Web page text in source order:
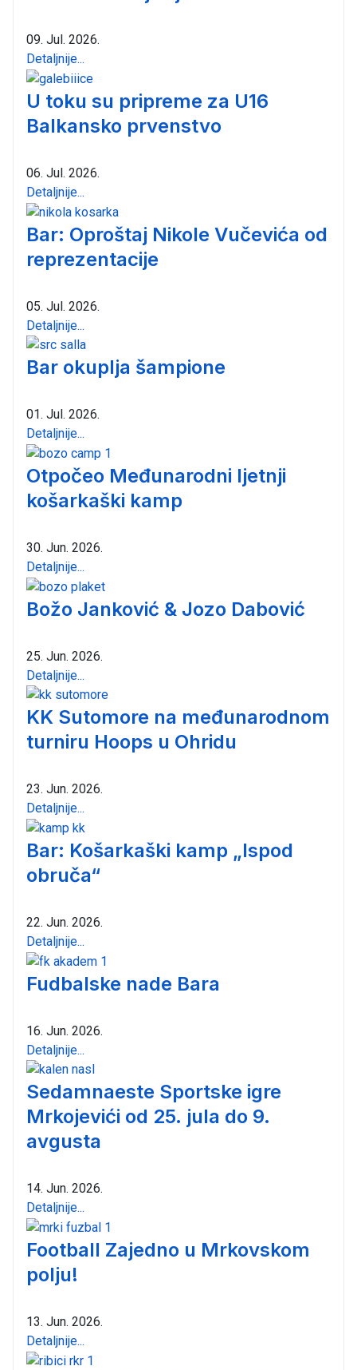
09. Jul. 2026.
Detaljnije...
U toku su pripreme za U16
Balkansko prvenstvo
06. Jul. 2026.
Detaljnije...
Bar: Oproštaj Nikole Vučevića od
reprezentacije
05. Jul. 2026.
Detaljnije...
Bar okuplja šampione
01. Jul. 2026.
Detaljnije...
Otpočeo Međunarodni ljetnji
košarkaški kamp
30. Jun. 2026.
Detaljnije...
Božo Janković & Jozo Dabović
25. Jun. 2026.
Detaljnije...
KK Sutomore na međunarodnom
turniru Hoops u Ohridu
23. Jun. 2026.
Detaljnije...
Bar: Košarkaški kamp „Ispod
obruča“
22. Jun. 2026.
Detaljnije...
Fudbalske nade Bara
16. Jun. 2026.
Detaljnije...
Sedamnaeste Sportske igre
Mrkojevići od 25. jula do 9.
avgusta
14. Jun. 2026.
Detaljnije...
Football Zajedno u Mrkovskom
polju!
13. Jun. 2026.
Detaljnije...